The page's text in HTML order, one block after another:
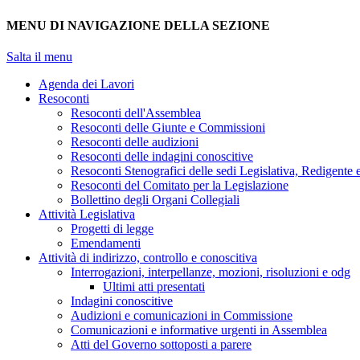
MENU DI NAVIGAZIONE DELLA SEZIONE
Salta il menu
Agenda dei Lavori
Resoconti
Resoconti dell'Assemblea
Resoconti delle Giunte e Commissioni
Resoconti delle audizioni
Resoconti delle indagini conoscitive
Resoconti Stenografici delle sedi Legislativa, Redigente
Resoconti del Comitato per la Legislazione
Bollettino degli Organi Collegiali
Attività Legislativa
Progetti di legge
Emendamenti
Attività di indirizzo, controllo e conoscitiva
Interrogazioni, interpellanze, mozioni, risoluzioni e odg
Ultimi atti presentati
Indagini conoscitive
Audizioni e comunicazioni in Commissione
Comunicazioni e informative urgenti in Assemblea
Atti del Governo sottoposti a parere